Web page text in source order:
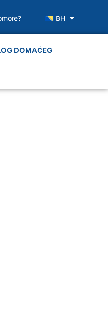
BH
DOMAĆEG